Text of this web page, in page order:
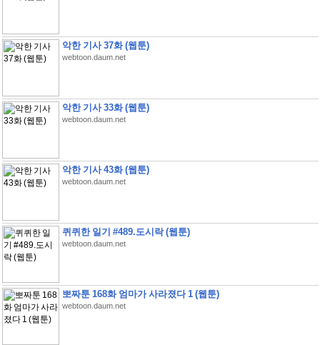
악한 기사 37화 (웹툰)
webtoon.daum.net
악한 기사 33화 (웹툰)
webtoon.daum.net
악한 기사 43화 (웹툰)
webtoon.daum.net
퀴퀴한 일기 #489.도시락 (웹툰)
webtoon.daum.net
뽀짜툰 168화 엄마가 사라졌다 1 (웹툰)
webtoon.daum.net